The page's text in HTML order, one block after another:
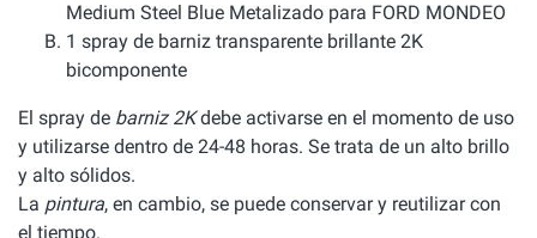
Medium Steel Blue Metalizado para FORD MONDEO
1 spray de barniz transparente brillante 2K
bicomponente
El spray de barniz 2Kdebe activarse en el momento de uso
y utilizarse dentro de 24-48 horas. Se trata de un alto brillo
y alto sólidos.
La pintura, en cambio, se puede conservar y reutilizar con
el tiempo.